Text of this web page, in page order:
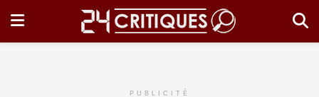
PUBLICITÉ